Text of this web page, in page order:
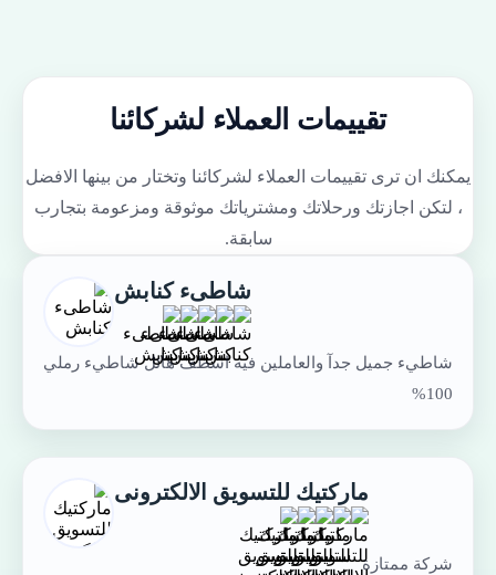
تقييمات العملاء لشركائنا
يمكنك ان ترى تقييمات العملاء لشركائنا وتختار من بينها الافضل
، لتكن اجازتك ورحلاتك ومشترياتك موثوقة ومزعومة بتجارب
سابقة.
شاطىء كنابش
شاطيء جميل جدآ والعاملين فيه اسطف هائل شاطيء رملي
100%
ماركتيك للتسويق الالكترونى
شركة ممتازة